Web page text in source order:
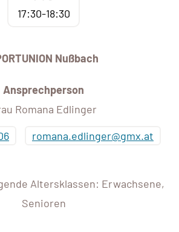
17:30-18:30
Nußbach
Ansprechperson
Romana Edlinger
romana.edlinger@gmx.at
Altersklassen: Erwachsene,
Senioren